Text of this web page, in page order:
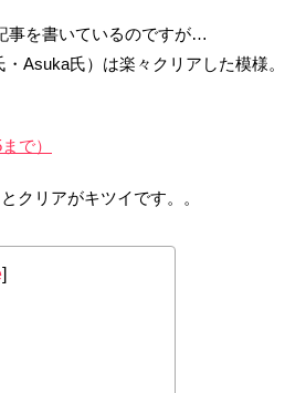
事を書いているのですが…
Asuka氏）は楽々クリアした模様。
で）
クリアがキツイです。。
]